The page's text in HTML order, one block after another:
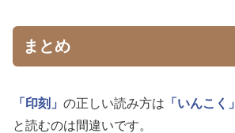
まとめ
「印刻」 の正しい読み方は 「いんこく」
と読むのは間違いです。